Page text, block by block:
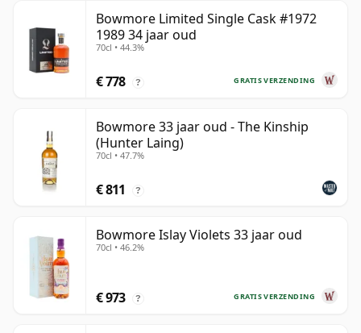
Bowmore Limited Single Cask #1972
1989 34 jaar oud
70cl • 44.3%
GRATIS VERZENDING
€ 778 ?
Bowmore 33 jaar oud - The Kinship
(Hunter Laing)
70cl • 47.7%
€ 811 ?
Bowmore Islay Violets 33 jaar oud
70cl • 46.2%
GRATIS VERZENDING
€ 973 ?